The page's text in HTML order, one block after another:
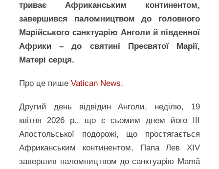
триває Африканським континентом,
завершився паломництвом до головного
Марійського санктуарію Анголи й південної
Африки – до святині Пресвятої Марії,
Матері серця.
Про це пишеVatican News.
Другий день відвідин Анголи, неділю, 19
квітня 2026 р., що є сьомим днем його ІІІ
Апостольської подорожі, що простягається
Африканським континентом, Папа Лев XIV
завершив паломництвом до санктуарію Mamã